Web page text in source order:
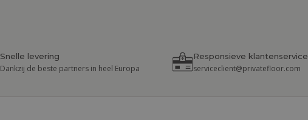
Snelle levering
Dankzij de beste partners in heel Europa
Responsieve klantenservice
serviceclient@privatefloor.com